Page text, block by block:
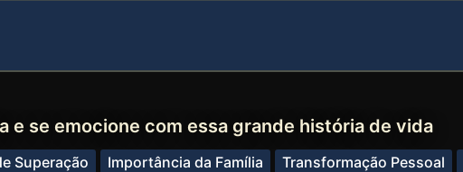
e se emocione com essa grande história de vida
Superação Importância da Família Transformação Pessoal